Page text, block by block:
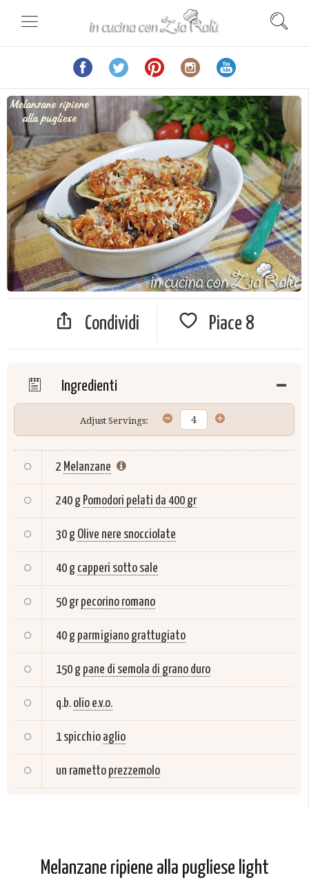
Condividi Piace 8
Ingredienti
Adjust Servings:
2 Melanzane
240 g Pomodori pelati da 400 gr
30 g Olive nere snocciolate
40 g capperi sotto sale
50 gr pecorino romano
40 g parmigiano grattugiato
150 g pane di semola di grano duro
q.b. olio e.v.o.
1 spicchio aglio
un rametto prezzemolo
Melanzane ripiene alla pugliese light